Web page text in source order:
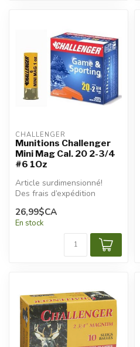
CHALLENGER
Munitions Challenger
Mini Mag Cal. 20 2-3/4
#6 1Oz
Article surdimensionné!
Des frais d’expédition
appliqués.
26,99$CA
En stock